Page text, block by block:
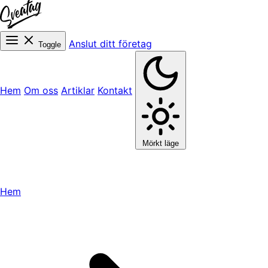
Toggle Anslut ditt företag
Hem Om oss Artiklar Kontakt
Mörkt läge
Hem